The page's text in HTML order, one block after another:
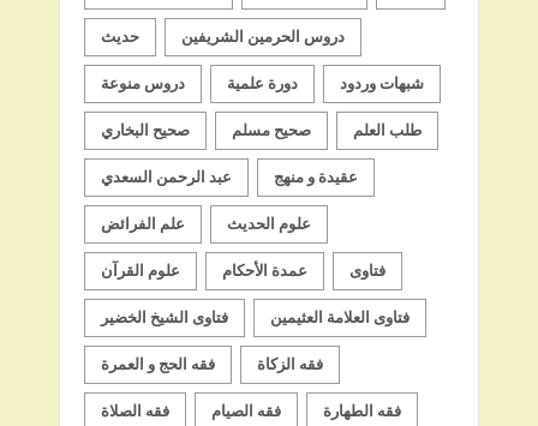
حديث دروس الحرمين الشريفين
دروس منوعة دورة علمية شبهات وردود
صحيح البخاري صحيح مسلم طلب العلم
عبد الرحمن السعدي عقيدة و منهج
علم الفرائض علوم الحديث
علوم القرآن عمدة الأحكام فتاوى
فتاوى الشيخ الخضير فتاوى العلامة العثيمين
فقه الحج و العمرة فقه الزكاة
فقه الصلاة فقه الصيام فقه الطهارة